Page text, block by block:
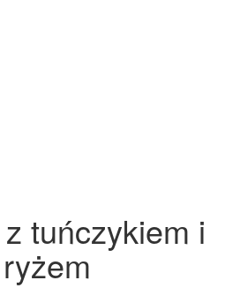
tuńczykiem i
ryżem